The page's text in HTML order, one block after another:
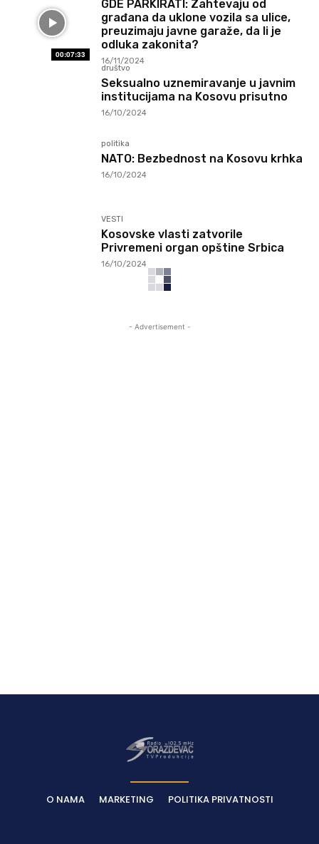
00:07:33
GDE PARKIRATI: Zahtevaju od
građana da uklone vozila sa ulice,
preuzimaju javne garaže, da li je
odluka zakonita?
16/11/2024
društvo
Seksualno uznemiravanje u javnim
institucijama na Kosovu prisutno
16/10/2024
politika
NATO: Bezbednost na Kosovu krhka
16/10/2024
VESTI
Kosovske vlasti zatvorile
Privremeni organ opštine Srbica
16/10/2024
- Advertisement -
O NAMA MARKETING POLITIKA PRIVATNOSTI